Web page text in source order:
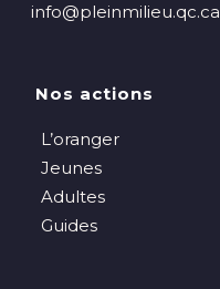
info@pleinmilieu.qc.ca
Nos actions
L’oranger
Jeunes
Adultes
Guides